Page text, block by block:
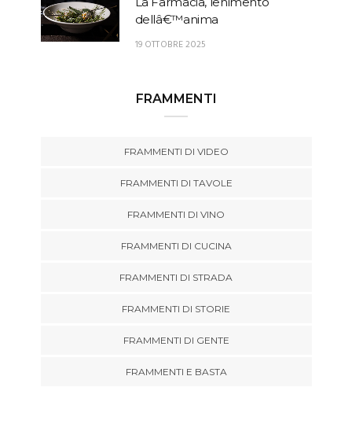
dellâ€™anima
19 OTTOBRE 2025
FRAMMENTI
FRAMMENTI DI VIDEO
FRAMMENTI DI TAVOLE
FRAMMENTI DI VINO
FRAMMENTI DI CUCINA
FRAMMENTI DI STRADA
FRAMMENTI DI STORIE
FRAMMENTI DI GENTE
FRAMMENTI E BASTA